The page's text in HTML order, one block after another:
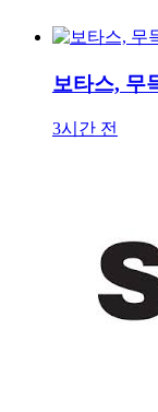
보타스, 무
3시간 전